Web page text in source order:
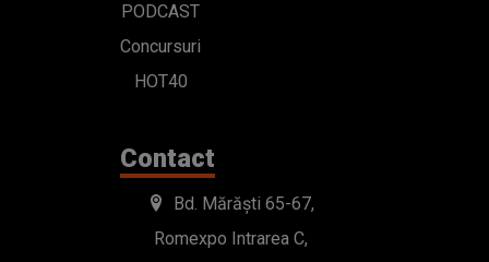
PODCAST
Concursuri
HOT40
Contact
Bd. Mărăști 65-67,
Romexpo Intrarea C,